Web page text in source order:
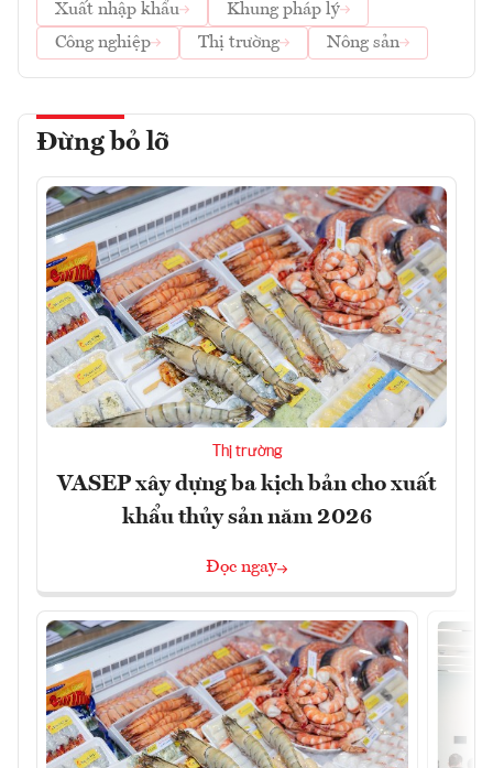
Xuất nhập khẩu
Khung pháp lý
Công nghiệp
Thị trường Nông sản
Đừng bỏ lỡ
Thị trường
VASEP xây dựng ba kịch bản cho xuất
khẩu thủy sản năm 2026
Đọc ngay